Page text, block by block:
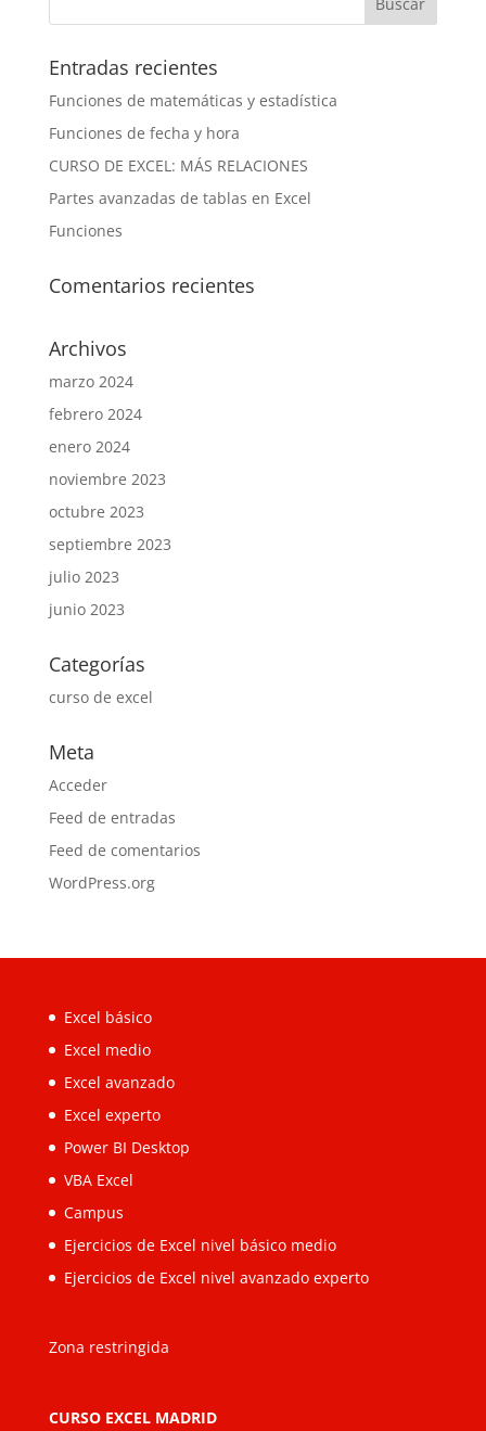
Entradas recientes
Funciones de matemáticas y estadística
Funciones de fecha y hora
CURSO DE EXCEL: MÁS RELACIONES
Partes avanzadas de tablas en Excel
Funciones
Comentarios recientes
Archivos
marzo 2024
febrero 2024
enero 2024
noviembre 2023
octubre 2023
septiembre 2023
julio 2023
junio 2023
Categorías
curso de excel
Meta
Acceder
Feed de entradas
Feed de comentarios
WordPress.org
Excel básico
Excel medio
Excel avanzado
Excel experto
Power BI Desktop
VBA Excel
Campus
Ejercicios de Excel nivel básico medio
Ejercicios de Excel nivel avanzado experto
Zona restringida
CURSO EXCEL MADRID